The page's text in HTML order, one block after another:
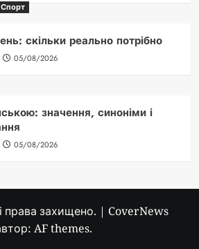
Спорт
скільки реально потрібно
05/08/2026
значення, синоніми і
05/08/2026
права захищено. | CoverNews
AF themes.